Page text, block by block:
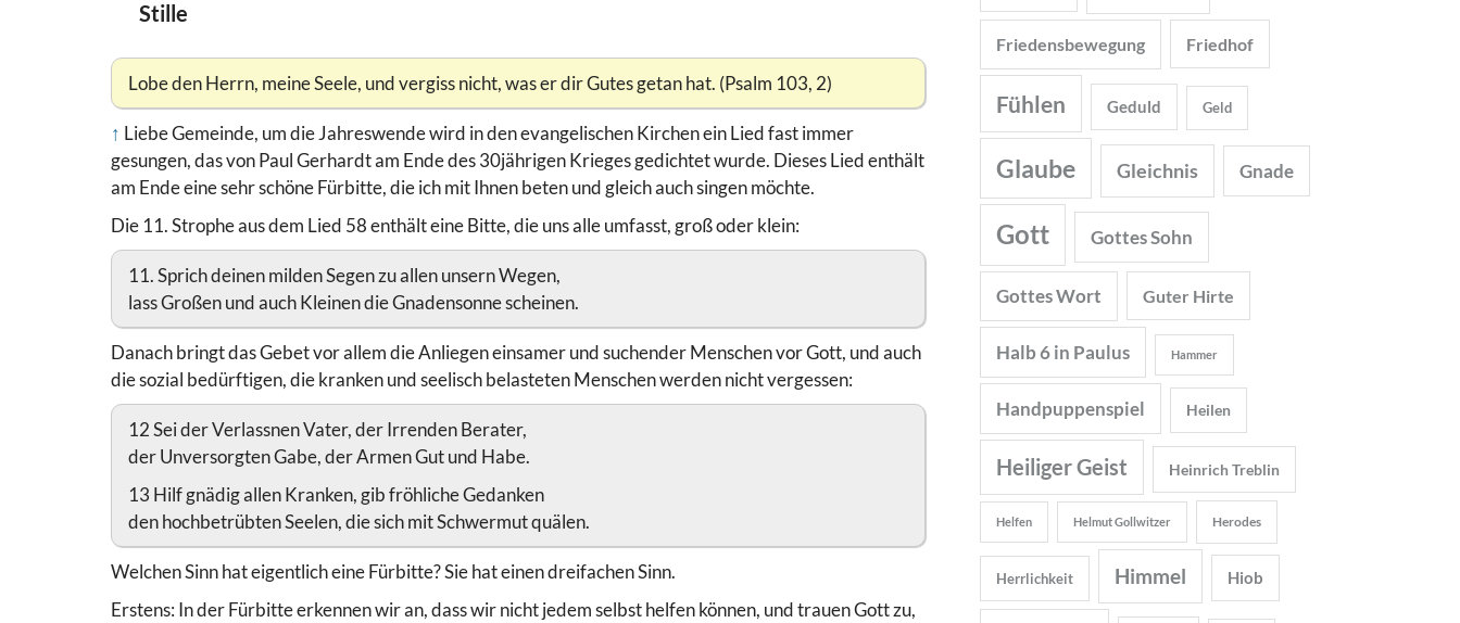
Stille
Lobe den Herrn, meine Seele, und vergiss nicht, was er dir Gutes getan hat. (Psalm 103, 2)
↑ Liebe Gemeinde, um die Jahreswende wird in den evangelischen Kirchen ein Lied fast immer
gesungen, das von Paul Gerhardt am Ende des 30jährigen Krieges gedichtet wurde. Dieses Lied enthält
am Ende eine sehr schöne Fürbitte, die ich mit Ihnen beten und gleich auch singen möchte.
Die 11. Strophe aus dem Lied 58 enthält eine Bitte, die uns alle umfasst, groß oder klein:
11. Sprich deinen milden Segen zu allen unsern Wegen,
lass Großen und auch Kleinen die Gnadensonne scheinen.
Danach bringt das Gebet vor allem die Anliegen einsamer und suchender Menschen vor Gott, und auch
die sozial bedürftigen, die kranken und seelisch belasteten Menschen werden nicht vergessen:
12 Sei der Verlassnen Vater, der Irrenden Berater,
der Unversorgten Gabe, der Armen Gut und Habe.
13 Hilf gnädig allen Kranken, gib fröhliche Gedanken
den hochbetrübten Seelen, die sich mit Schwermut quälen.
Welchen Sinn hat eigentlich eine Fürbitte? Sie hat einen dreifachen Sinn.
Erstens: In der Fürbitte erkennen wir an, dass wir nicht jedem selbst helfen können, und trauen Gott zu,
Friedensbewegung Friedhof
Fühlen Geduld Geld
Glaube Gleichnis Gnade
Gott Gottes Sohn
Gottes Wort Guter Hirte
Halb 6 in Paulus Hammer
Handpuppenspiel Heilen
Heiliger Geist Heinrich Treblin
Helfen Helmut Gollwitzer Herodes
Herrlichkeit Himmel Hiob